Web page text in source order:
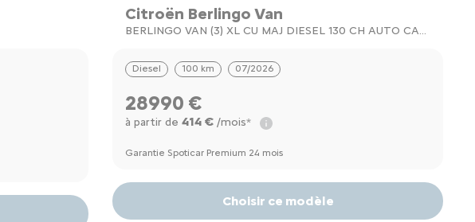
Citroën Berlingo Van
BERLINGO VAN (3) XL CU MAJ DIESEL 130 CH AUTO CA
Diesel 100 km 07/2026
28990 €
à partir de414 € /mois*
Garantie Spoticar Premium 24 mois
Choisir ce modèle